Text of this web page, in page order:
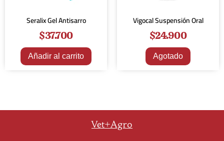
Seralix Gel Antisarro
$37.700
Añadir al carrito
Vigocal Suspensión Oral
$24.900
Agotado
Vet+Agro